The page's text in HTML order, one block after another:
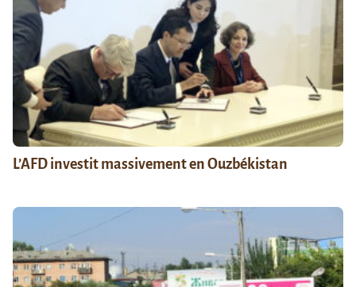
L’AFD investit massivement en Ouzbékistan